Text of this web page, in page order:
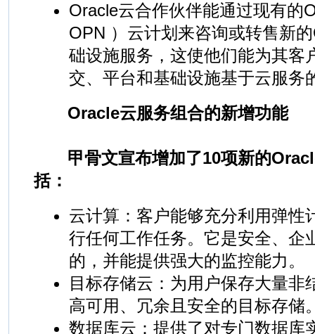
Oracle云合作伙伴能通过现有的
OPN ）云计划来咨询或转售新
础设施服务，这使他们能为其客
交、平台和基础设施基于云服务
Oracle云服务组合的新增功能
甲骨文宣布增加了10项新的
括：
云计算：客户能够充分利用弹性
行任何工作任务。它是安全、企
的，并能提供强大的监控能力。
目标存储云：为用户保存大量非
高可用、冗余且安全的目标存储
数据库云：提供了对专门数据库